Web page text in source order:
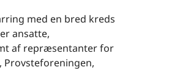
med en bred kreds
ansatte,
af repræsentanter for